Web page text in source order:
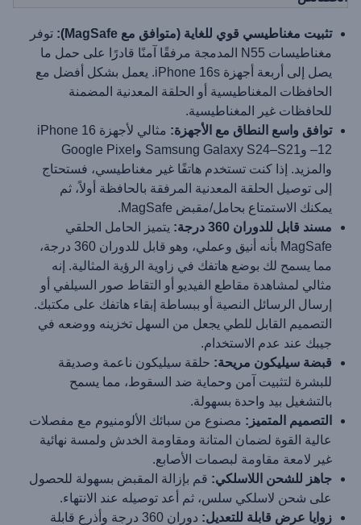
تثبيت مغناطيسي قوي للغاية (متوافق مع MagSafe):
توفر
مغناطيسات N55 المدمجة مرفقًا آمنًا قادرًا على حمل ما
يصل إلى أربعة أجهزة iPhone 16s. يعمل بشكل أفضل مع
الحافظات المغناطيسية أو الحلقة المعدنية المضمنة
للحافظات غير المغناطيسية.
توافق واسع النطاق مع الأجهزة:
مثالي لأجهزة iPhone 16
–12 وSamsung Galaxy S24–S21 وGoogle Pixel
والمزيد. إذا كنت تستخدم هاتفًا غير مغناطيسي، فستحتاج
إلى توصيل الحلقة المعدنية المرفقة بالحافظة أولاً، ثم
يمكنك الاستمتاع بحامل/مقبض MagSafe.
مسند قابل للدوران 360 درجة:
يتميز الحامل الحلقي
MagSafe بأنه أنيق وعملي، وهو قابل للدوران 360 درجة،
مما يسمح لك بوضع هاتفك في زاوية الرؤية المثالية. إنه
مثالي لمشاهدة مقاطع الفيديو أو التقاط صور السيلفي أو
إرسال الرسائل النصية أو ببساطة إبقاء هاتفك على مكتبك.
التصميم القابل للطي يجعل من السهل تخزينه ووضعه في
جيبك عند عدم الاستخدام.
قبضة سيليكون مريحة: حلقة سيليكون ناعمة وصديقة
للبشرة لتثبيت آمن وحماية ضد السقوط، مما يسمح
بالتشغيل بيد واحدة بسهولة.
التصميم المتميز: مصنوع من سبائك الألومنيوم مع مفصلات
عالية القوة لضمان المتانة ومقاومة الخدش ولمسة نهائية
غير لامعة مقاومة لبصمات الأصابع.
جاهز للشحن اللاسلكي: قم بإزالة المقبض بسهولة للحصول
على شحن لاسلكي سلس، ثم أعد توصيله عند الانتهاء.
زوايا عرض قابلة للتعديل:
دوران 360 درجة وأذرع قابلة